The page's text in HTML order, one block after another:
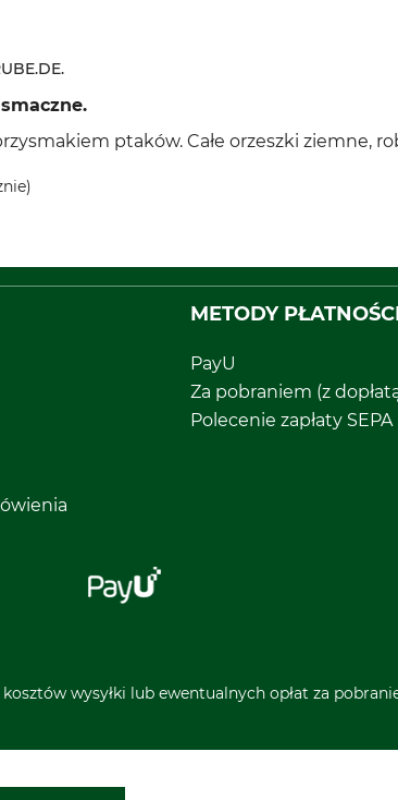
ptaków. Całe orzeszki ziemne,
METODY
PayU
Za pobraniem (z
Polecenie zapłaty SEPA
wysyłki lub ewentualnych opłat za